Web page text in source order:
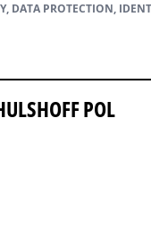
DATA PROTECTION,
POL